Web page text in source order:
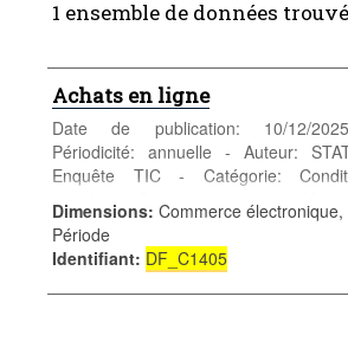
1 ensemble de données
Achats en ligne
Date de publication: 10/12/
Périodicité: annuelle - Auteur:
Enquête TIC - Catégorie:
sociales - Conditions de vie - Mots-
conditions de vie
Dimensions: Commerce électronique,
Période
Identifiant: DF_C1405